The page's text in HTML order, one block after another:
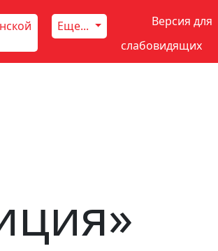
Еще...
Версия для
слабовидящих